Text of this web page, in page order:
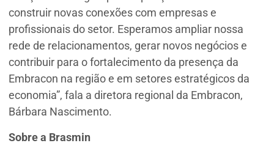
construir novas conexões com empresas e
profissionais do setor. Esperamos ampliar nossa
rede de relacionamentos, gerar novos negócios e
contribuir para o fortalecimento da presença da
Embracon na região e em setores estratégicos da
economia”, fala a diretora regional da Embracon,
Bárbara Nascimento.
Sobre a Brasmin